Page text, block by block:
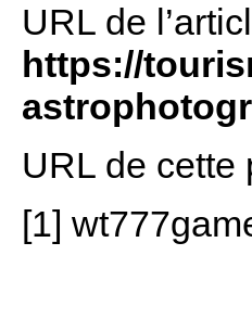
URL de
https://
URL de cette
[1]